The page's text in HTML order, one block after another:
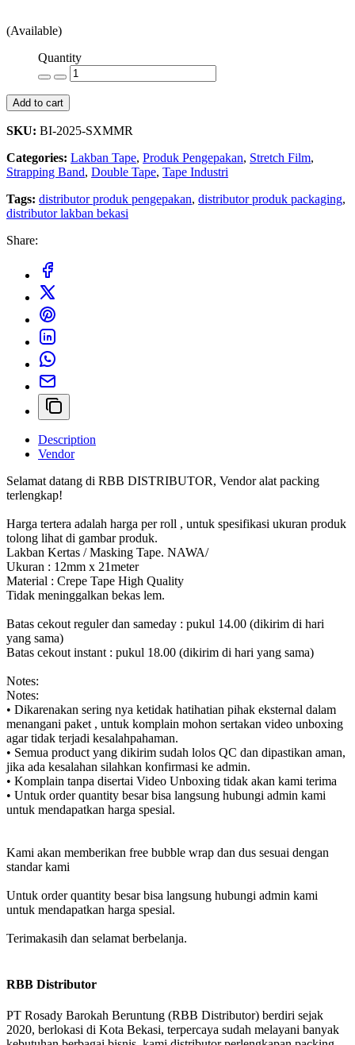
(Available)
Quantity
Add to cart
SKU: BI-2025-SXMMR
Categories: Lakban Tape, Produk Pengepakan, Stretch Film,
Strapping Band, Double Tape, Tape Industri
Tags: distributor produk pengepakan, distributor produk packaging,
distributor lakban bekasi
Share:
Description
Vendor
Selamat datang di RBB DISTRIBUTOR, Vendor alat packing
terlengkap!
Harga tertera adalah harga per roll , untuk spesifikasi ukuran produk
tolong lihat di gambar produk.
Lakban Kertas / Masking Tape. NAWA/
Ukuran : 12mm x 21meter
Material : Crepe Tape High Quality
Tidak meninggalkan bekas lem.
Batas cekout reguler dan sameday : pukul 14.00 (dikirim di hari
yang sama)
Batas cekout instant : pukul 18.00 (dikirim di hari yang sama)
Notes:
Notes:
•⁠ ⁠Dikarenakan sering nya ketidak hatihatian pihak eksternal dalam
menangani paket , untuk komplain mohon sertakan video unboxing
agar tidak terjadi kesalahpahaman.
•⁠ ⁠Semua product yang dikirim sudah lolos QC dan dipastikan aman,
jika ada kesalahan silahkan konfirmasi ke admin.
•⁠ ⁠Komplain tanpa disertai Video Unboxing tidak akan kami terima
•⁠ ⁠Untuk order quantity besar bisa langsung hubungi admin kami
untuk mendapatkan harga spesial.
Kami akan memberikan free bubble wrap dan dus sesuai dengan
standar kami
Untuk order quantity besar bisa langsung hubungi admin kami
untuk mendapatkan harga spesial.
Terimakasih dan selamat berbelanja.
RBB Distributor
PT Rosady Barokah Beruntung (RBB Distributor) berdiri sejak
2020, berlokasi di Kota Bekasi, terpercaya sudah melayani banyak